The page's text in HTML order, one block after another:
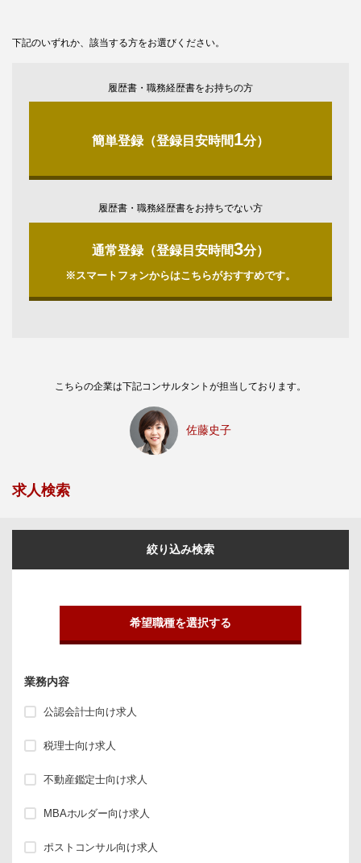
下記のいずれか、該当する方をお選びください。
履歴書・職務経歴書をお持ちの方
簡単登録（登録目安時間1分）
履歴書・職務経歴書をお持ちでない方
通常登録（登録目安時間3分）
※スマートフォンからはこちらがおすすめです。
こちらの企業は下記コンサルタントが担当しております。
佐藤史子
求人検索
絞り込み検索
希望職種を選択する
業務内容
公認会計士向け求人
税理士向け求人
不動産鑑定士向け求人
MBAホルダー向け求人
ポストコンサル向け求人